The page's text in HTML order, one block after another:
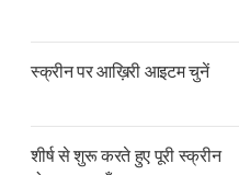
स्क्रीन पर आख़िरी आइटम चुनें
शीर्ष से शुरू करते हुए पूरी स्क्रीन